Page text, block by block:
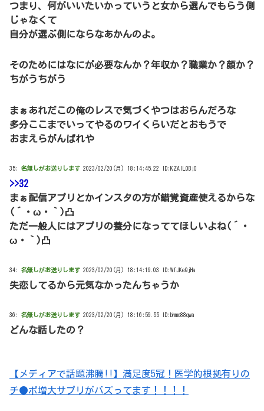
つまり、何がいいたいかっていうと女から選んでもらう側
じゃなくて
自分が選ぶ側にならなあかんのよ。
そのためにはなにが必要なんか？年収か？職業か？顔か？
ちがうちがう
まぁあれだこの俺のレスで気づくやつはおらんだろな
多分ここまでいってやるのワイくらいだとおもうで
おまえらがんばれや
35: 名無しがお送りします 2023/02/20(月) 18:14:45.22 ID:KZAIL0Bj0
>>32
まぁ配信アプリとかインスタの方が錯覚資産使えるからな
(´・ω・｀)凸
ただ一般人にはアプリの養分になっててほしいよね(´・
ω・｀)凸
34: 名無しがお送りします 2023/02/20(月) 18:14:19.03 ID:WfJKeQjHa
失恋してるから元気なかったんちゃうか
36: 名無しがお送りします 2023/02/20(月) 18:16:59.55 ID:bhmo88qwa
どんな話したの？
【メディアで話題沸騰!!】満足度5冠！医学的根拠有りの
チ●ポ増大サプリがバズってます！！！！